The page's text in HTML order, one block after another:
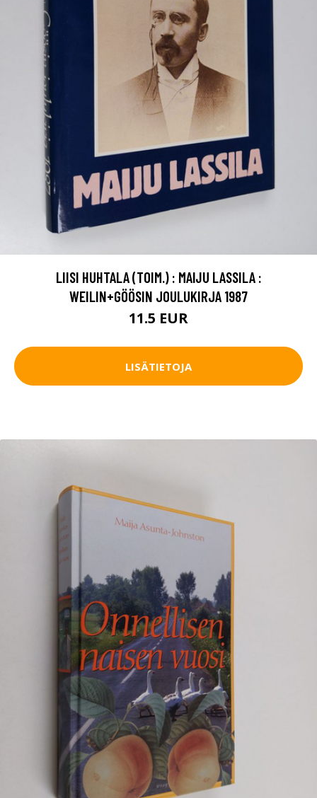
LIISI HUHTALA (TOIM.) : MAIJU LASSILA :
WEILIN+GÖÖSIN JOULUKIRJA 1987
11.5 EUR
LISÄTIETOJA